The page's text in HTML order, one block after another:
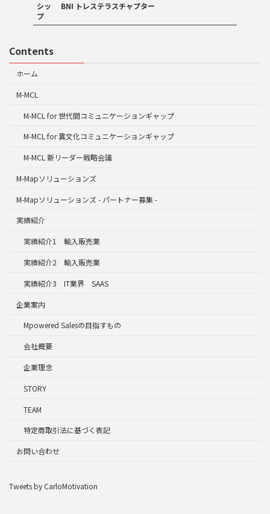
シッ
プ
BNI トレステラスチャプター
Contents
ホーム
M-MCL
M-MCL for 世代間コミュニケーションギャップ
M-MCL for 異文化コミュニケーションギャップ
M-MCL 新リーダー戦略会議
M-Mapソリューションズ
M-Mapソリューションズ - パートナー募集 -
実績紹介
実績紹介1 輸入販売業
実績紹介2 輸入販売業
実績紹介3 IT業界 SAAS
企業案内
Mpowered Salesの目指すもの
会社概要
企業理念
STORY
TEAM
特定商取引法に基づく表記
お問い合わせ
Tweets by CarloMotivation